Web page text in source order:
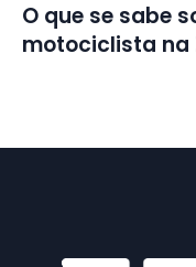
O que se sabe
motociclista na